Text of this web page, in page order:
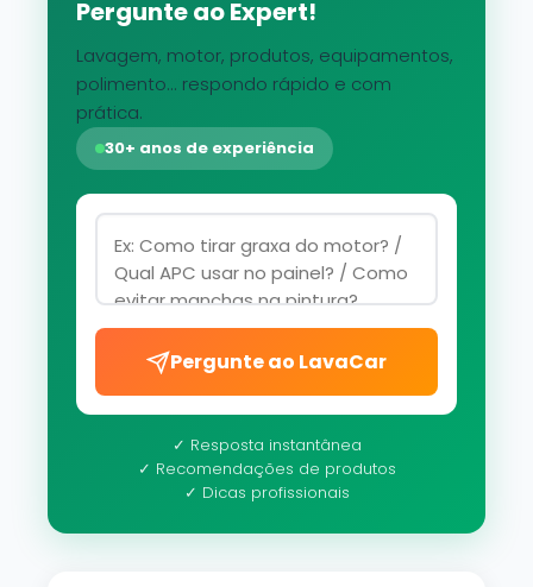
Pergunte ao Expert!
Lavagem, motor, produtos, equipamentos,
polimento... respondo rápido e com
prática.
30+ anos de experiência
Pergunte ao LavaCar
✓ Resposta instantânea
✓ Recomendações de produtos
✓ Dicas profissionais